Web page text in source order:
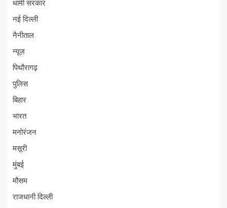
धामी सरकार
नई दिल्ली
नैनीताल
न्यूज़
पिथौरागढ़
पुलिस
बिहार
भारत
मनोरंजन
मसूरी
मुंबई
मौसम
राजधानी दिल्ली